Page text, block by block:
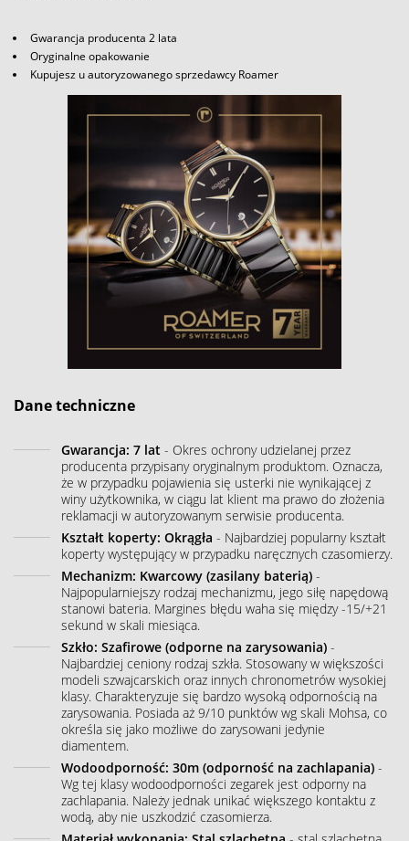
Gwarancja producenta 2 lata
Oryginalne opakowanie
Kupujesz u autoryzowanego sprzedawcy Roamer
Dane techniczne
Gwarancja: 7 lat - Okres ochrony udzielanej przez
producenta przypisany oryginalnym produktom. Oznacza,
że w przypadku pojawienia się usterki nie wynikającej z
winy użytkownika, w ciągu lat klient ma prawo do złożenia
reklamacji w autoryzowanym serwisie producenta.
Kształt koperty: Okrągła - Najbardziej popularny kształt
koperty występujący w przypadku naręcznych czasomierzy.
Mechanizm: Kwarcowy (zasilany baterią) -
Najpopularniejszy rodzaj mechanizmu, jego siłę napędową
stanowi bateria. Margines błędu waha się między -15/+21
sekund w skali miesiąca.
Szkło: Szafirowe (odporne na zarysowania) -
Najbardziej ceniony rodzaj szkła. Stosowany w większości
modeli szwajcarskich oraz innych chronometrów wysokiej
klasy. Charakteryzuje się bardzo wysoką odpornością na
zarysowania. Posiada aż 9/10 punktów wg skali Mohsa, co
określa się jako możliwe do zarysowani jedynie
diamentem.
Wodoodporność: 30m (odporność na zachlapania) -
Wg tej klasy wodoodporności zegarek jest odporny na
zachlapania. Należy jednak unikać większego kontaktu z
wodą, aby nie uszkodzić czasomierza.